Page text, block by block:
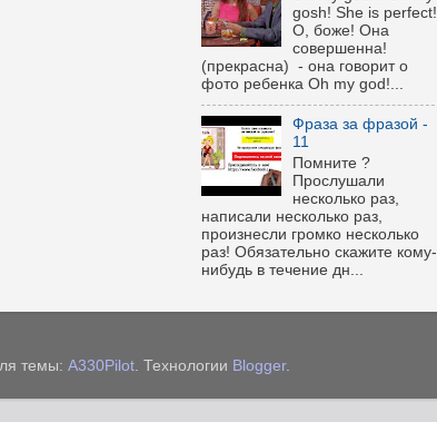
gosh! She is perfect!
О, боже! Она
совершенна!
(прекрасна) - она говорит о
фото ребенка Oh my god!...
Фраза за фразой -
11
Помните ?
Прослушали
несколько раз,
написали несколько раз,
произнесли громко несколько
раз! Обязательно скажите кому-
нибудь в течение дн...
темы: A330Pilot. Технологии Blogger.